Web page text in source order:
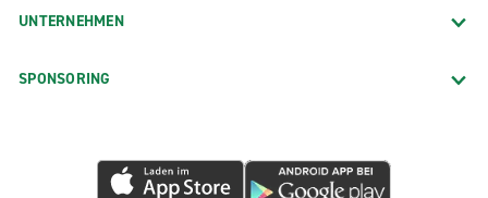
UNTERNEHMEN
SPONSORING